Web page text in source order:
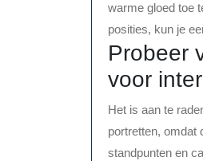
warme gloed toe
posities, kun je
Probeer
voor
Het is aan te
portretten, omdat
standpunten en